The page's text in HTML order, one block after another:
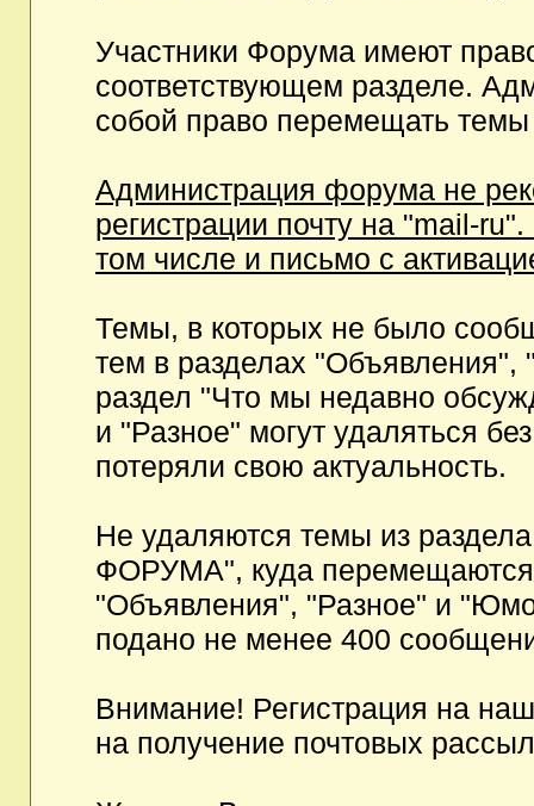
Участники Форума имеют
соответствующем разделе.
собой право перемещать темы
Администрация форума не
регистрации почту на "mail-
том числе и письмо с
Темы, в которых не было
тем в разделах
раздел "Что мы недавно
и "Разное" могут удаляться
потеряли свою актуальность.
Не удаляются темы из
ФОРУМА", куда перемещаются
"Объявления", "Разное" и
подано не менее 400
Внимание! Регистрация на
на получение почтовых